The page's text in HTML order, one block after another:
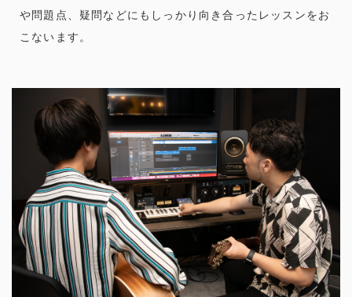
や問題点、疑問などにもしっかり向き合ったレッスンをお
こないます。